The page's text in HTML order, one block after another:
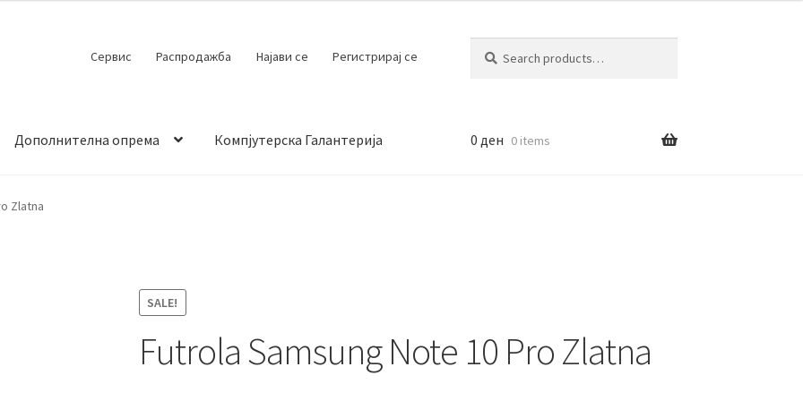
Сервис Распродажба Најави се Регистрирај се
for:
Дополнителна опрема Компјутерска Галантерија 0 ден 0 items
Zlatna
SALE!
Futrola Samsung Note 10 Pro Zlatna